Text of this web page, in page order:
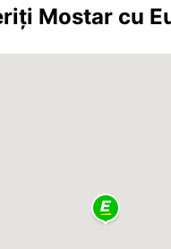
Mostar cu